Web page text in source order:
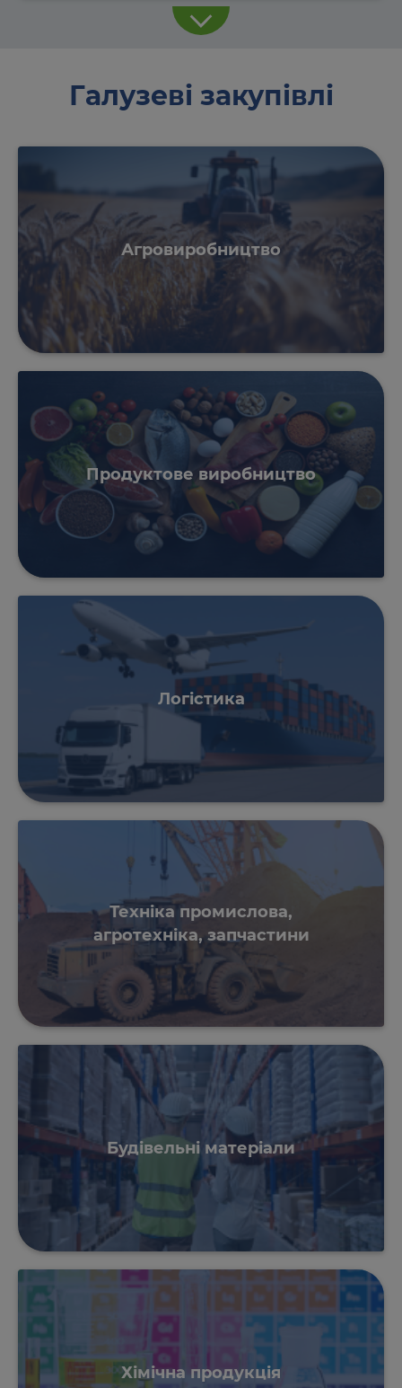
Галузеві закупівлі
Агровиробництво
Продуктове виробництво
Логістика
Техніка промислова,
агротехніка, запчастини
Будівельні матеріали
Хімічна продукція